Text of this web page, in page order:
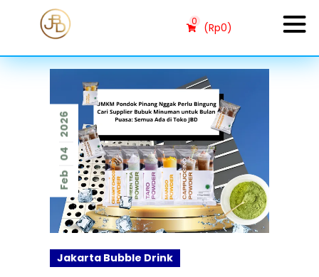
0 (Rp0)
Feb
04
2026
Jakarta Bubble Drink